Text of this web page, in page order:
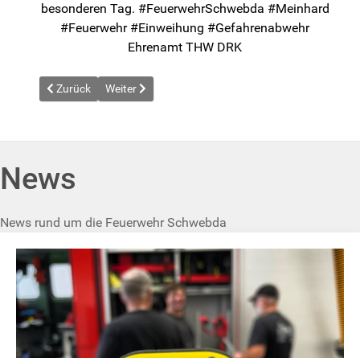
besonderen Tag. #FeuerwehrSchwebda #Meinhard
#Feuerwehr #Einweihung #Gefahrenabwehr
Ehrenamt THW DRK
Vorheriger Beitrag: News vom 2026-04-18
Zurück Nächster Beitrag: News vom 2026-05-25
Weiter
News
News rund um die Feuerwehr Schwebda